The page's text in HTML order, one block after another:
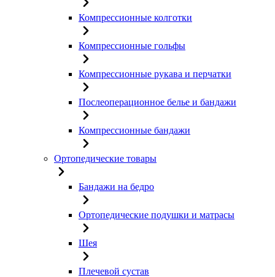
Компрессионные колготки
Компрессионные гольфы
Компрессионные рукава и перчатки
Послеоперационное белье и бандажи
Компрессионные бандажи
Ортопедические товары
Бандажи на бедро
Ортопедические подушки и матрасы
Шея
Плечевой сустав